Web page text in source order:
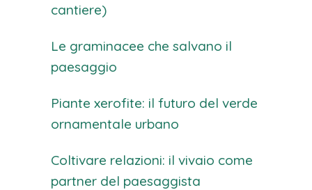
cantiere)
Le graminacee che salvano il
paesaggio
Piante xerofite: il futuro del verde
ornamentale urbano
Coltivare relazioni: il vivaio come
partner del paesaggista